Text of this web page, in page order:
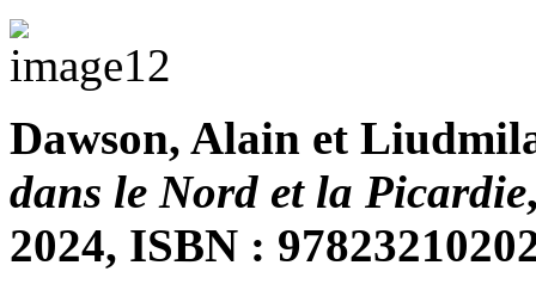
Dawson, Alain et
dans le Nord et la Picardie
2024, ISBN :